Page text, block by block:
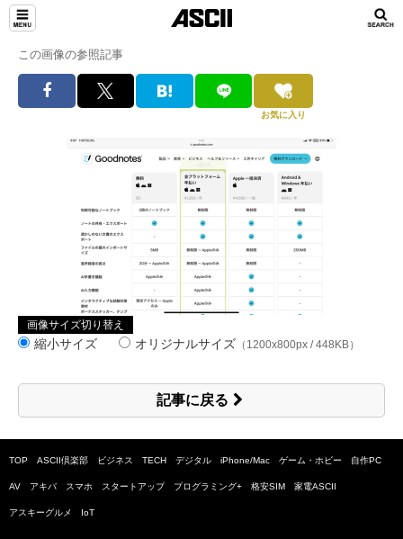
この画像の参照記事
お気に入り
画像サイズ切り替え
縮小サイズ オリジナルサイズ （1200x800px / 448KB）
記事に戻る
TOP ASCII倶楽部 ビジネス TECH デジタル iPhone/Mac ゲーム・ホビー 自作PC
AV アキバ スマホ スタートアップ プログラミング+ 格安SIM 家電ASCII
アスキーグルメ IoT